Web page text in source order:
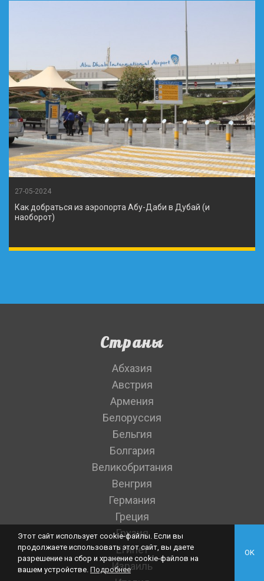
27-05-2024
Как добраться из аэропорта Абу-Даби в Дубай (и
наоборот)
Страны
Абхазия
Австрия
Армения
Белоруссия
Бельгия
Болгария
Великобритания
Венгрия
Германия
Греция
Грузия
Египет
Израиль
Этот сайт использует cookie-файлы. Если вы
продолжаете использовать этот сайт, вы даете
разрешение на сбор и хранение cookie-файлов на
вашем устройстве. Подробнее
OK